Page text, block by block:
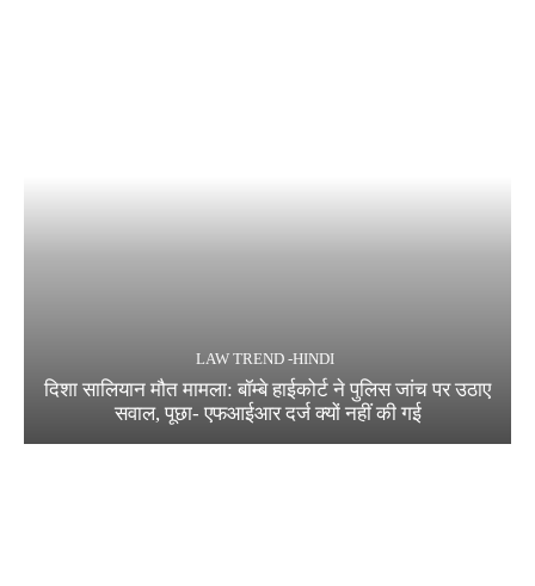
LAW TREND -HINDI
दिशा सालियान मौत मामला: बॉम्बे हाईकोर्ट ने पुलिस जांच पर उठाए
सवाल, पूछा- एफआईआर दर्ज क्यों नहीं की गई